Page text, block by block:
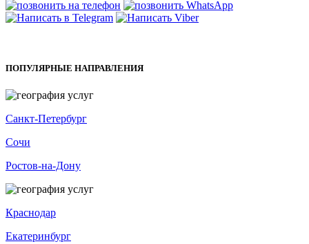
ПОПУЛЯРНЫЕ НАПРАВЛЕНИЯ
Санкт-Петербург
Сочи
Ростов-на-Дону
Краснодар
Екатеринбург